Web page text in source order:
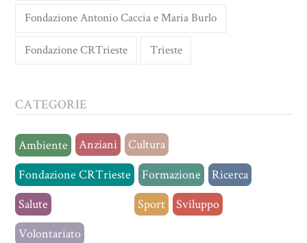
Fondazione Antonio Caccia e Maria Burlo
Fondazione CRTrieste Trieste
CATEGORIE
Ambiente Anziani
Cultura
Fondazione CRTrieste
Formazione
Ricerca
Salute
Sport
Sviluppo
Volontariato